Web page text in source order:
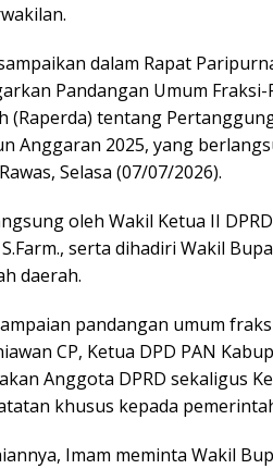
dalam Rapat
Pandangan Umum
(Raperda) tentang
Anggaran 2025, yang
Selasa (07/07/2026).
oleh Wakil Ketua II
serta dihadiri Wakil
daerah.
pandangan umum
CP, Ketua DPD PAN
Anggota DPRD sekaligus
khusus kepada
Imam meminta Wakil